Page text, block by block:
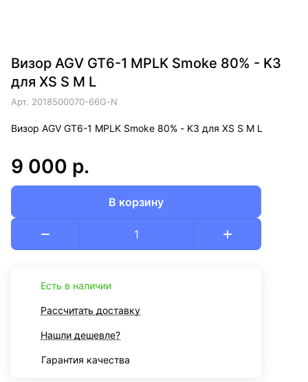
Визор AGV GT6-1 MPLK Smoke 80% - K3
для XS S M L
Арт. 2018500070-66G-N
Визор AGV GT6-1 MPLK Smoke 80% - K3 для XS S M L
9 000 р.
В корзину
Есть в наличии
Рассчитать доставку
Нашли дешевле?
Гарантия качества